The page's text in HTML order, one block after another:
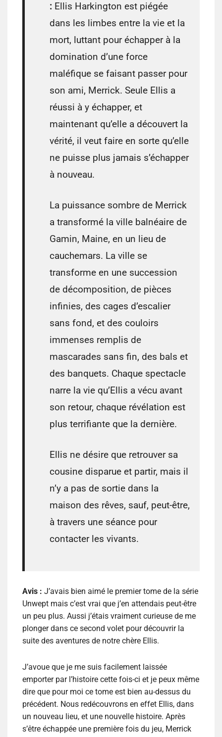
: Ellis Harkington est piégée
dans les limbes entre la vie et la
mort, luttant pour échapper à la
domination d’une force
maléfique se faisant passer pour
son ami, Merrick. Seule Ellis a
réussi à y échapper, et
maintenant qu’elle a découvert la
vérité, il veut faire en sorte qu’elle
ne puisse plus jamais s’échapper
à nouveau.
La puissance sombre de Merrick
a transformé la ville balnéaire de
Gamin, Maine, en un lieu de
cauchemars. La ville se
transforme en une succession
de décomposition, de pièces
infinies, des cages d’escalier
sans fond, et des couloirs
immenses remplis de
mascarades sans fin, des bals et
des banquets. Chaque spectacle
narre la vie qu’Ellis a vécu avant
son retour, chaque révélation est
plus terrifiante que la dernière.
Ellis ne désire que retrouver sa
cousine disparue et partir, mais il
n’y a pas de sortie dans la
maison des rêves, sauf, peut-être,
à travers une séance pour
contacter les vivants.
Avis : J’avais bien aimé le premier tome de la série
Unwept mais c’est vrai que j’en attendais peut-être
un peu plus. Aussi j’étais vraiment curieuse de me
plonger dans ce second volet pour découvrir la
suite des aventures de notre chère Ellis.
J’avoue que je me suis facilement laissée
emporter par l’histoire cette fois-ci et je peux même
dire que pour moi ce tome est bien au-dessus du
précédent. Nous redécouvrons en effet Ellis, dans
un nouveau lieu, et une nouvelle histoire. Après
s’être échappée une première fois du jeu, Merrick